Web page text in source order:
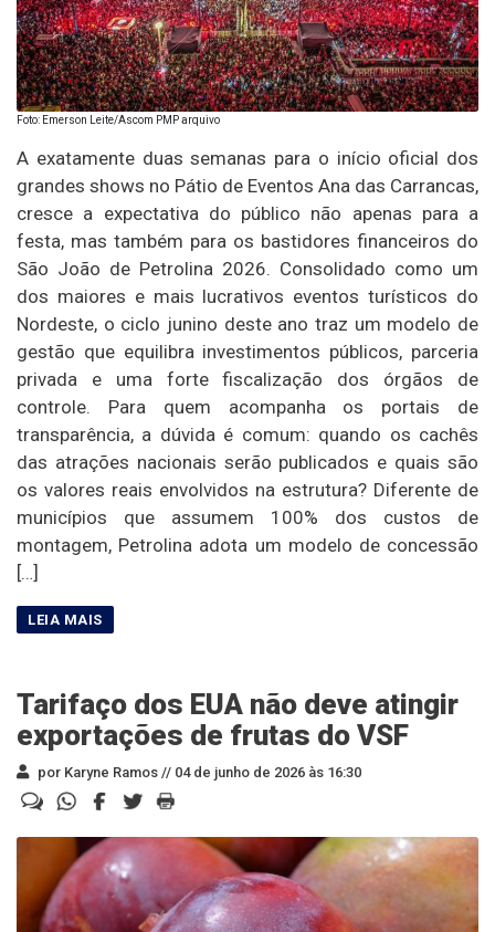
Foto: Emerson Leite/Ascom PMP arquivo
A exatamente duas semanas para o início oficial dos
grandes shows no Pátio de Eventos Ana das Carrancas,
cresce a expectativa do público não apenas para a
festa, mas também para os bastidores financeiros do
São João de Petrolina 2026. Consolidado como um
dos maiores e mais lucrativos eventos turísticos do
Nordeste, o ciclo junino deste ano traz um modelo de
gestão que equilibra investimentos públicos, parceria
privada e uma forte fiscalização dos órgãos de
controle. Para quem acompanha os portais de
transparência, a dúvida é comum: quando os cachês
das atrações nacionais serão publicados e quais são
os valores reais envolvidos na estrutura? Diferente de
municípios que assumem 100% dos custos de
montagem, Petrolina adota um modelo de concessão
[…]
Tarifaço dos EUA não deve atingir
exportações de frutas do VSF
por Karyne Ramos // 04 de junho de 2026 às 16:30